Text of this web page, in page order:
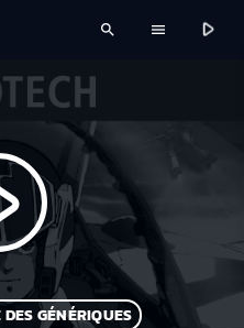
search menu play_arrow
GÉNÉRIQUES